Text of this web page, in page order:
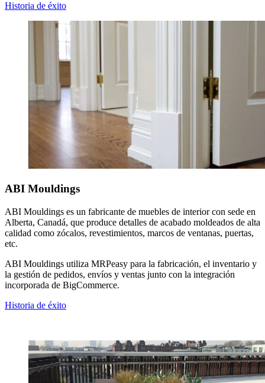
Historia de éxito
ABI Mouldings
ABI Mouldings es un fabricante de muebles de interior con sede en
Alberta, Canadá, que produce detalles de acabado moldeados de alta
calidad como zócalos, revestimientos, marcos de ventanas, puertas,
etc.
ABI Mouldings utiliza MRPeasy para la fabricación, el inventario y
la gestión de pedidos, envíos y ventas junto con la integración
incorporada de BigCommerce.
Historia de éxito